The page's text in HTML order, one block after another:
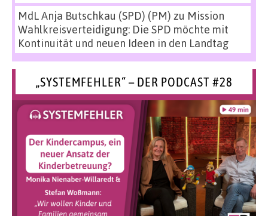
MdL Anja Butschkau (SPD) (PM) zu Mission
Wahlkreisverteidigung: Die SPD möchte mit
Kontinuität und neuen Ideen in den Landtag
„SYSTEMFEHLER“ – DER PODCAST #28